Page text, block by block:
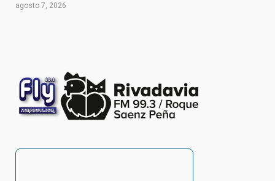
agosto 7, 2026